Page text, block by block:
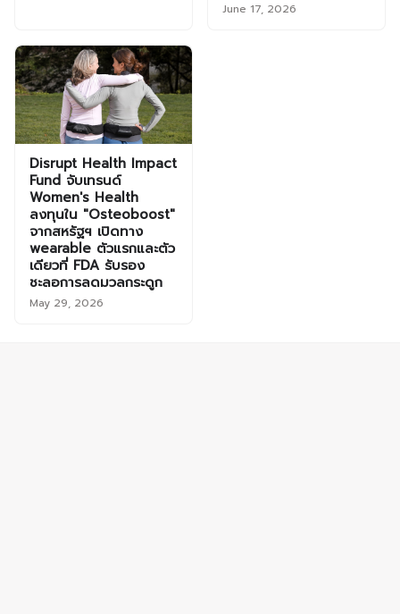
June 17, 2026
Disrupt Health Impact
Fund จับเทรนด์
Women's Health
ลงทุนใน "Osteoboost"
จากสหรัฐฯ เปิดทาง
wearable ตัวแรกและตัว
เดียวที่ FDA รับรอง
ชะลอการลดมวลกระดูก
May 29, 2026